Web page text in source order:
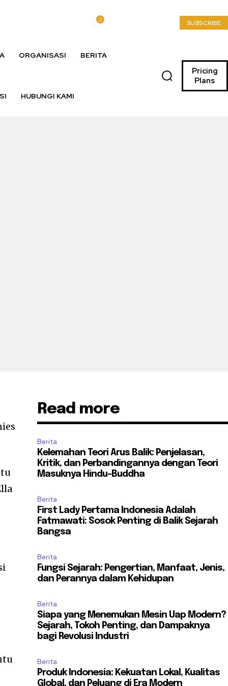
0 SUBSCRIBE
ORGANISASI BERITA
HUBUNGI KAMI
Pricing
Plans
Read more
Berita
Kelemahan Teori Arus Balik: Penjelasan,
Kritik, dan Perbandingannya dengan Teori
Masuknya Hindu-Buddha
Berita
First Lady Pertama Indonesia Adalah
Fatmawati: Sosok Penting di Balik Sejarah
Bangsa
Berita
Fungsi Sejarah: Pengertian, Manfaat, Jenis,
dan Perannya dalam Kehidupan
Berita
Siapa yang Menemukan Mesin Uap Modern?
Sejarah, Tokoh Penting, dan Dampaknya
bagi Revolusi Industri
Berita
Produk Indonesia: Kekuatan Lokal, Kualitas
Global, dan Peluang di Era Modern